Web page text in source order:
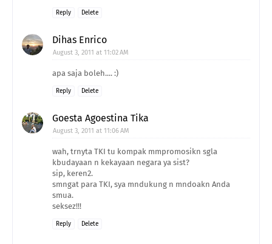
Reply Delete
Dihas Enrico
August 3, 2011 at 11:02 AM
apa saja boleh.... :)
Reply Delete
Goesta Agoestina Tika
August 3, 2011 at 11:06 AM
wah, trnyta TKI tu kompak mmpromosikn sgla
kbudayaan n kekayaan negara ya sist?
sip, keren2.
smngat para TKI, sya mndukung n mndoakn Anda
smua.
seksez!!!
Reply Delete